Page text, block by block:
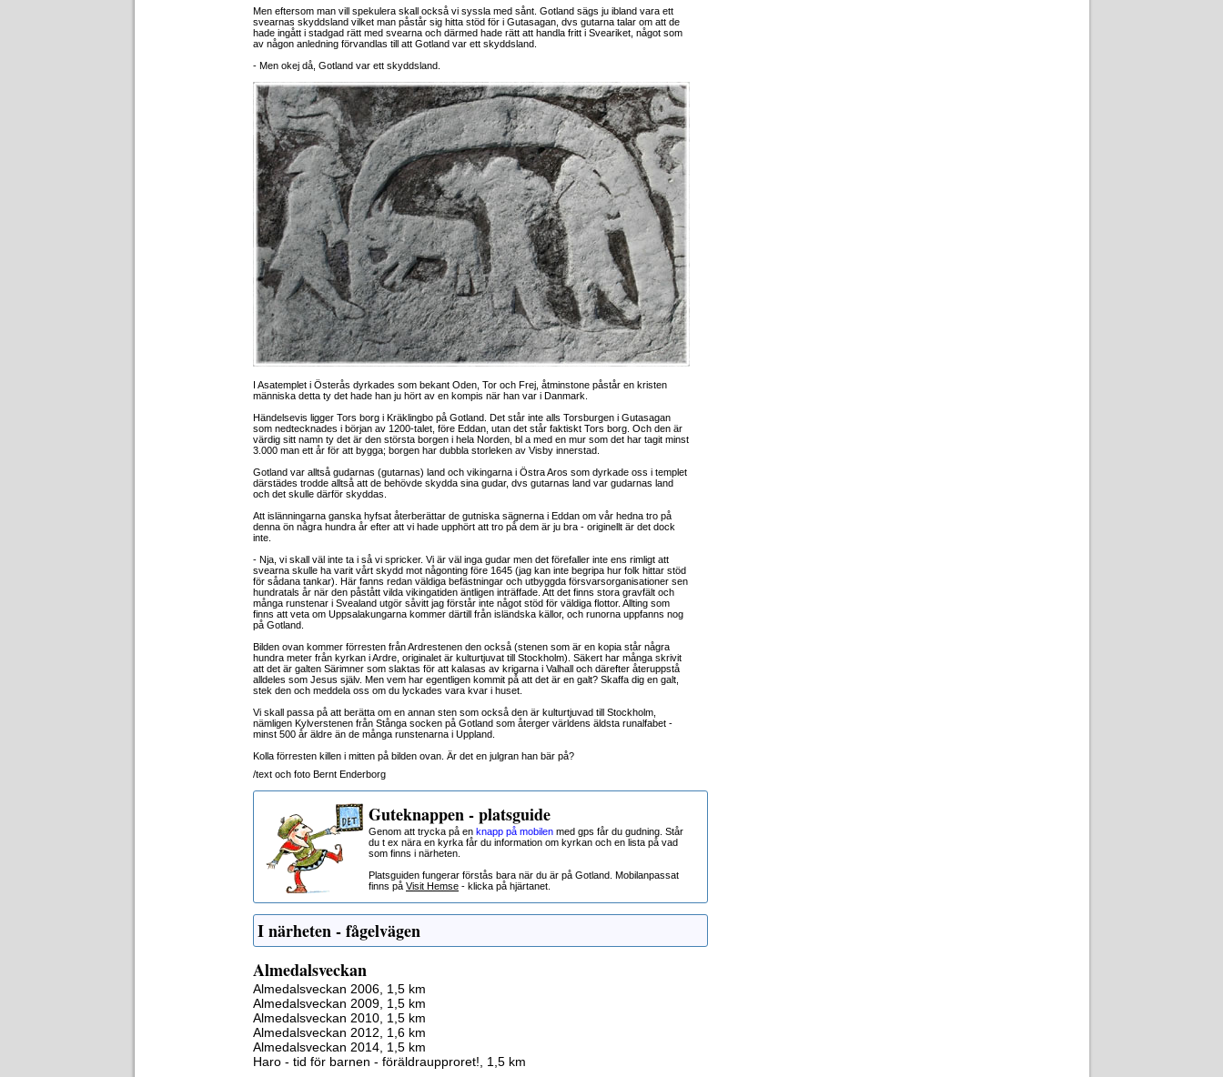
Men eftersom man vill spekulera skall också vi syssla med sånt. Gotland sägs ju ibland vara ett
svearnas skyddsland vilket man påstår sig hitta stöd för i Gutasagan, dvs gutarna talar om att de
hade ingått i stadgad rätt med svearna och därmed hade rätt att handla fritt i Sveariket, något som
av någon anledning förvandlas till att Gotland var ett skyddsland.
- Men okej då, Gotland var ett skyddsland.
I Asatemplet i Österås dyrkades som bekant Oden, Tor och Frej, åtminstone påstår en kristen
människa detta ty det hade han ju hört av en kompis när han var i Danmark.
Händelsevis ligger Tors borg i Kräklingbo på Gotland. Det står inte alls Torsburgen i Gutasagan
som nedtecknades i början av 1200-talet, före Eddan, utan det står faktiskt Tors borg. Och den är
värdig sitt namn ty det är den största borgen i hela Norden, bl a med en mur som det har tagit minst
3.000 man ett år för att bygga; borgen har dubbla storleken av Visby innerstad.
Gotland var alltså gudarnas (gutarnas) land och vikingarna i Östra Aros som dyrkade oss i templet
därstädes trodde alltså att de behövde skydda sina gudar, dvs gutarnas land var gudarnas land
och det skulle därför skyddas.
Att islänningarna ganska hyfsat återberättar de gutniska sägnerna i Eddan om vår hedna tro på
denna ön några hundra år efter att vi hade upphört att tro på dem är ju bra - originellt är det dock
inte.
- Nja, vi skall väl inte ta i så vi spricker. Vi är väl inga gudar men det förefaller inte ens rimligt att
svearna skulle ha varit vårt skydd mot någonting före 1645 (jag kan inte begripa hur folk hittar stöd
för sådana tankar). Här fanns redan väldiga befästningar och utbyggda försvarsorganisationer sen
hundratals år när den påstått vilda vikingatiden äntligen inträffade. Att det finns stora gravfält och
många runstenar i Svealand utgör såvitt jag förstår inte något stöd för väldiga flottor. Allting som
finns att veta om Uppsalakungarna kommer därtill från isländska källor, och runorna uppfanns nog
på Gotland.
Bilden ovan kommer förresten från Ardrestenen den också (stenen som är en kopia står några
hundra meter från kyrkan i Ardre, originalet är kulturtjuvat till Stockholm). Säkert har många skrivit
att det är galten Särimner som slaktas för att kalasas av krigarna i Valhall och därefter återuppstå
alldeles som Jesus själv. Men vem har egentligen kommit på att det är en galt? Skaffa dig en galt,
stek den och meddela oss om du lyckades vara kvar i huset.
Vi skall passa på att berätta om en annan sten som också den är kulturtjuvad till Stockholm,
nämligen Kylverstenen från Stånga socken på Gotland som återger världens äldsta runalfabet -
minst 500 år äldre än de många runstenarna i Uppland.
Kolla förresten killen i mitten på bilden ovan. Är det en julgran han bär på?
/text och foto Bernt Enderborg
Guteknappen - platsguide
Genom att trycka på en knapp på mobilen med gps får du gudning. Står
du t ex nära en kyrka får du information om kyrkan och en lista på vad
som finns i närheten.
Platsguiden fungerar förstås bara när du är på Gotland. Mobilanpassat
finns på Visit Hemse - klicka på hjärtanet.
I närheten - fågelvägen
Almedalsveckan
Almedalsveckan 2006, 1,5 km
Almedalsveckan 2009, 1,5 km
Almedalsveckan 2010, 1,5 km
Almedalsveckan 2012, 1,6 km
Almedalsveckan 2014, 1,5 km
Haro - tid för barnen - föräldraupproret!, 1,5 km